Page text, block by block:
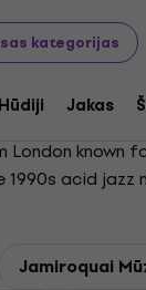
kategorijas
Hūdiji Jakas
known
acid jazz
has sold over
Jamiroquai